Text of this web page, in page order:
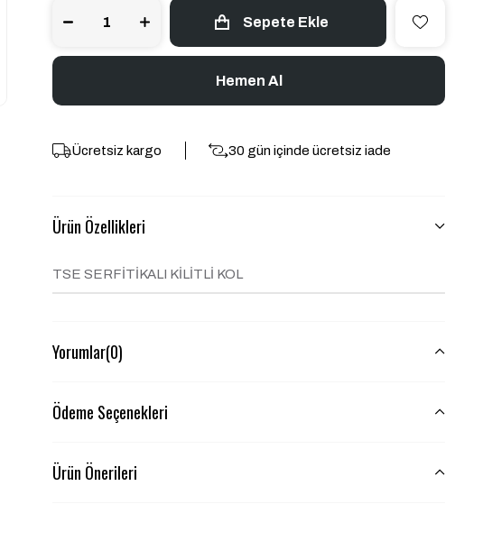
Ücretsiz kargo 30 gün içinde ücretsiz iade
Ürün Özellikleri
TSE SERFİTİKALI KİLİTLİ KOL
Yorumlar(0)
Ödeme Seçenekleri
Ürün Önerileri